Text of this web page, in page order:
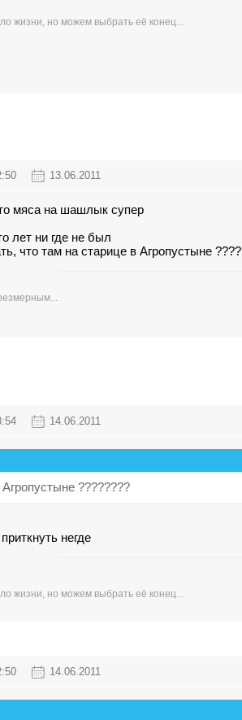
жизни, но можем выбрать её конец...
13.06.2011
мяса на шашлык супер
лет ни где не был
что там на старице в Агропустыне
14.06.2011
????????
негде
жизни, но можем выбрать её конец...
14.06.2011